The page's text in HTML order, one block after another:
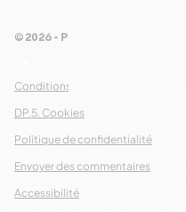
Conditions Générales de Ventes
DP.5. Cookies
Politique de confidentialité
Envoyer des commentaires
Accessibilité
© 2026 - Pour Les Gourmets